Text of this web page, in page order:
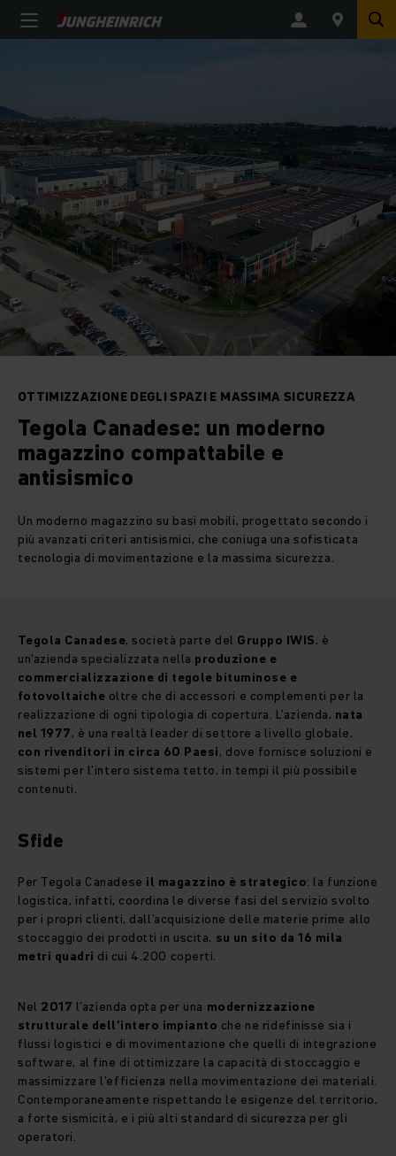
OTTIMIZZAZIONE DEGLI SPAZI E MASSIMA SICUREZZA
Tegola Canadese: un moderno
magazzino compattabile e
antisismico
Un moderno magazzino su basi mobili, progettato secondo i
più avanzati criteri antisismici, che coniuga una sofisticata
tecnologia di movimentazione e la massima sicurezza.
Tegola Canadese, società parte del Gruppo IWIS, è
un'azienda specializzata nella produzione e
commercializzazione di tegole bituminose e
fotovoltaiche oltre che di accessori e complementi per la
realizzazione di ogni tipologia di copertura. L’azienda, nata
nel 1977, è una realtà leader di settore a livello globale,
con rivenditori in circa 60 Paesi, dove fornisce soluzioni e
sistemi per l’intero sistema tetto, in tempi il più possibile
contenuti.
Sfide
Per Tegola Canadese il magazzino è strategico: la funzione
logistica, infatti, coordina le diverse fasi del servizio svolto
per i propri clienti, dall’acquisizione delle materie prime allo
stoccaggio dei prodotti in uscita, su un sito da 16 mila
metri quadri di cui 4.200 coperti.
Nel 2017 l’azienda opta per una modernizzazione
strutturale dell’intero impianto che ne ridefinisse sia i
flussi logistici e di movimentazione che quelli di integrazione
software, al fine di ottimizzare la capacità di stoccaggio e
massimizzare l’efficienza nella movimentazione dei materiali.
Contemporaneamente rispettando le esigenze del territorio,
a forte sismicità, e i più alti standard di sicurezza per gli
operatori.